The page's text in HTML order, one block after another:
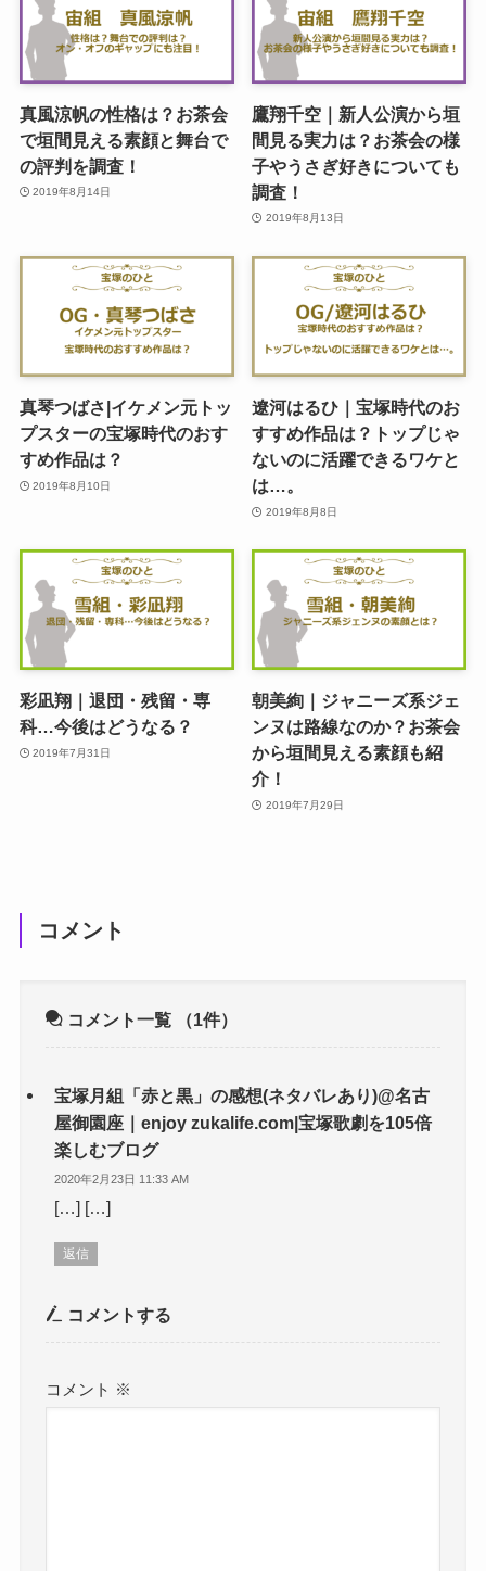
真風涼帆の性格は？お茶会
で垣間見える素顔と舞台で
の評判を調査！
2019年8月14日
鷹翔千空｜新人公演から垣
間見る実力は？お茶会の様
子やうさぎ好きについても
調査！
2019年8月13日
真琴つばさ|イケメン元トッ
プスターの宝塚時代のおす
すめ作品は？
2019年8月10日
遼河はるひ｜宝塚時代のお
すすめ作品は？トップじゃ
ないのに活躍できるワケと
は…。
2019年8月8日
彩凪翔｜退団・残留・専
科…今後はどうなる？
2019年7月31日
朝美絢｜ジャニーズ系ジェ
ンヌは路線なのか？お茶会
から垣間見える素顔も紹
介！
2019年7月29日
コメント
コメント一覧 （1件）
宝塚月組「赤と黒」の感想(ネタバレあり)@名古
屋御園座｜enjoy zukalife.com|宝塚歌劇を105倍
楽しむブログ
2020年2月23日 11:33 AM
[…] […]
返信
コメントする
コメント ※